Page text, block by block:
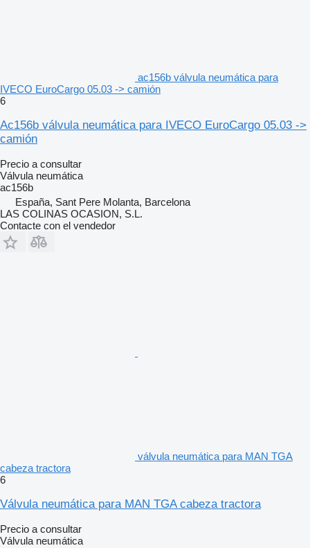
ac156b válvula neumática para
IVECO EuroCargo 05.03 -> camión
6
Ac156b válvula neumática para IVECO EuroCargo 05.03 ->
camión
Precio a consultar
Válvula neumática
ac156b
España, Sant Pere Molanta, Barcelona
LAS COLINAS OCASION, S.L.
Contacte con el vendedor
válvula neumática para MAN TGA
cabeza tractora
6
Válvula neumática para MAN TGA cabeza tractora
Precio a consultar
Válvula neumática